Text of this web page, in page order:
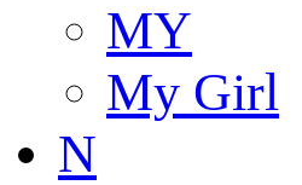
MY
My Girl
N